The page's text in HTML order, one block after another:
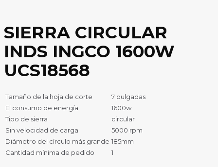
SIERRA CIRCULAR
INDS INGCO 1600W
UCS18568
Tamaño de la hoja de corte
7 pulgadas
El consumo de energía
1600w
Tipo de sierra
circular
Sin velocidad de carga
5000 rpm
Diámetro del círculo más grande 185mm
Cantidad mínima de pedido
1